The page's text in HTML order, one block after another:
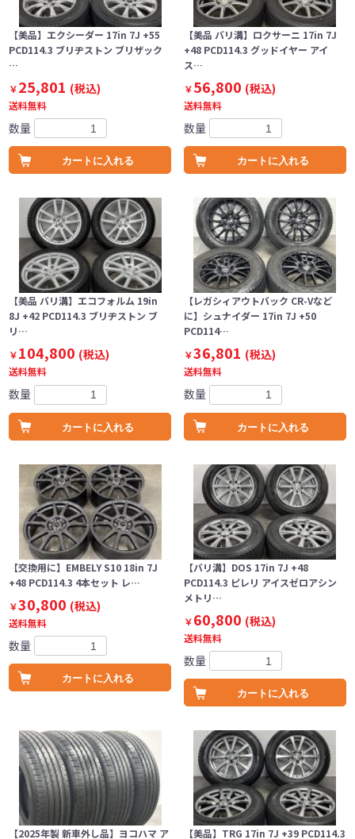
【美品】エクシーダー 17in 7J +55
PCD114.3 ブリヂストン ブリザック
…
￥25,801 (税込)
送料無料
数量
カートに入れる
【美品 バリ溝】ロクサーニ 17in 7J
+48 PCD114.3 グッドイヤー アイ
ス…
￥56,800 (税込)
送料無料
数量
カートに入れる
【美品 バリ溝】エコフォルム 19in
8J +42 PCD114.3 ブリヂストン ブ
リ…
￥104,800 (税込)
送料無料
数量
カートに入れる
【レガシィアウトバック CR-Vなど
に】シュナイダー 17in 7J +50
PCD114…
￥36,801 (税込)
送料無料
数量
カートに入れる
【交換用に】EMBELY S10 18in 7J
+48 PCD114.3 4本セット レ…
￥30,800 (税込)
送料無料
数量
カートに入れる
【バリ溝】DOS 17in 7J +48
PCD114.3 ピレリ アイスゼロアシン
メトリ…
￥60,800 (税込)
送料無料
数量
カートに入れる
【2025年製 新車外し品】ヨコハマ ア
【美品】TRG 17in 7J +39 PCD114.3